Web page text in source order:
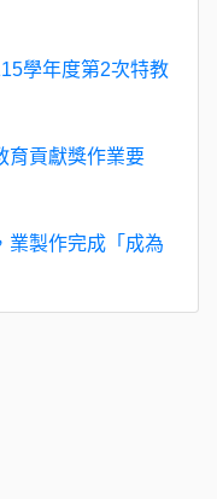
學年度第2次特教
育貢獻獎作業要
業製作完成「成為